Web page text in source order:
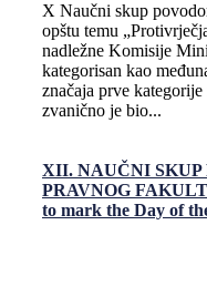
X Naučni skup
opštu temu
nadležne Komisije
kategorisan kao
značaja prve
zvanično je bio...
XII. NAUČNI SKUP
PRAVNOG
to mark the Day of